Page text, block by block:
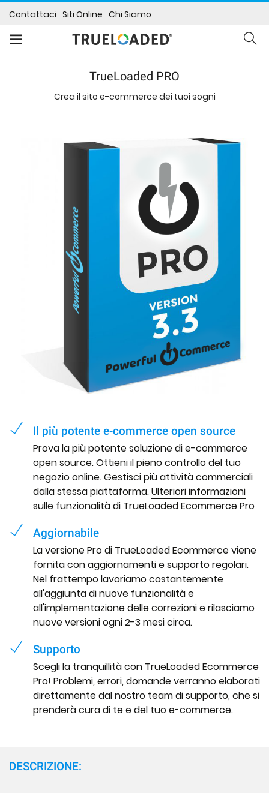
Contattaci Siti Online Chi Siamo
TrueLoaded PRO
Crea il sito e-commerce dei tuoi sogni
Il più potente e-commerce open source
Prova la più potente soluzione di e-commerce
open source. Ottieni il pieno controllo del tuo
negozio online. Gestisci più attività commerciali
dalla stessa piattaforma.Ulteriori informazioni
sulle funzionalità di TrueLoaded Ecommerce Pro
Aggiornabile
La versione Pro di TrueLoaded Ecommerce viene
fornita con aggiornamenti e supporto regolari.
Nel frattempo lavoriamo costantemente
all'aggiunta di nuove funzionalità e
all'implementazione delle correzioni e rilasciamo
nuove versioni ogni 2-3 mesi circa.
Supporto
Scegli la tranquillità con TrueLoaded Ecommerce
Pro! Problemi, errori, domande verranno elaborati
direttamente dal nostro team di supporto, che si
prenderà cura di te e del tuo e-commerce.
DESCRIZIONE: